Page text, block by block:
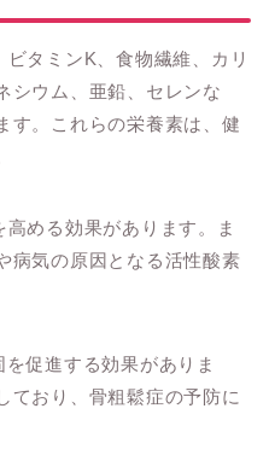
タミンK、食物繊維、カリ
シウム、亜鉛、セレンな
す。これらの栄養素は、健
める効果があります。ま
病気の原因となる活性酸素
促進する効果がありま
ており、骨粗鬆症の予防に